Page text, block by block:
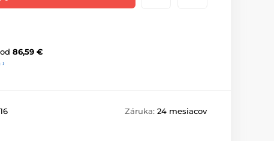
od 86,59 €
Záruka: 24 mesiacov